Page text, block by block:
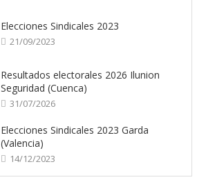
Elecciones Sindicales 2023
21/09/2023
Resultados electorales 2026 Ilunion
Seguridad (Cuenca)
31/07/2026
Elecciones Sindicales 2023 Garda
(Valencia)
14/12/2023